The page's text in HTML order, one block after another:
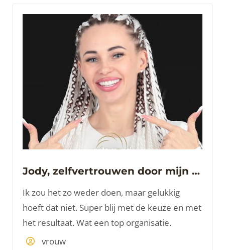
Jody, zelfvertrouwen door mijn smile
Ik zou het zo weder doen, maar gelukkig
hoeft dat niet. Super blij met de keuze en met
het resultaat. Wat een top organisatie.
vrouw